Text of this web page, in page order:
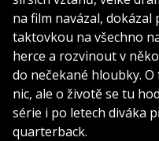
na film navázal, dokázal
taktovkou na všechno
herce a rozvinout v
do nečekané hloubky.
nic, ale o životě se tu
série i po letech diváka
quarterback.